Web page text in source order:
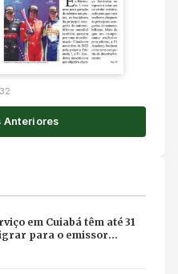
32
Anteriores
em Cuiabá têm até 31
para o emissor